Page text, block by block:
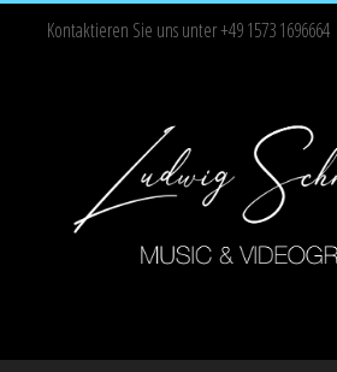
Kontaktieren Sie uns unter +49 1573 1696664